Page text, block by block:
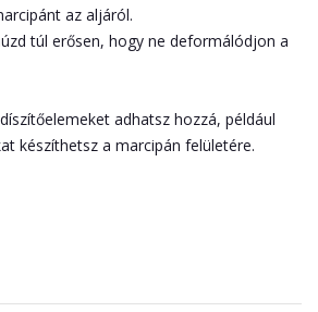
az aljáról.
túl erősen, hogy ne deformálódjon a
adhatsz hozzá, például
készíthetsz a marcipán felületére.